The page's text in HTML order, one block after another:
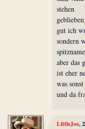
stehen
gut ich
sondern
aber das
ist eher
was
und da
LittleJoe,